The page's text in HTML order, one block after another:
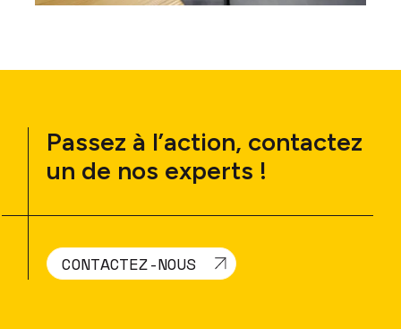
Passez à l’action, contactez
un de nos experts !
CONTACTEZ-NOUS